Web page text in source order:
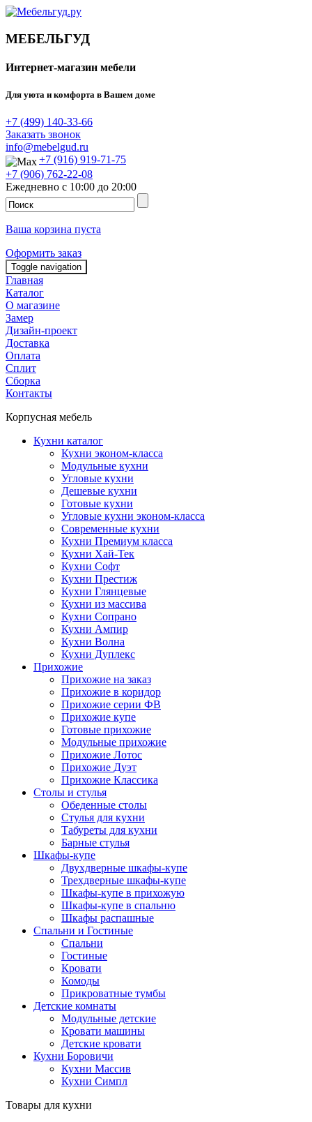
МЕБЕЛЬГУД
Интернет-магазин мебели
Для уюта и комфорта в Вашем доме
+7 (499) 140-33-66
Заказать звонок
info@mebelgud.ru
+7 (916) 919-71-75
+7 (906) 762-22-08
Ежедневно с 10:00 до 20:00
Ваша корзина пуста
Оформить заказ
Toggle navigation
Главная
Каталог
О магазине
Замер
Дизайн-проект
Доставка
Оплата
Сплит
Сборка
Контакты
Корпусная мебель
Кухни каталог
Кухни эконом-класса
Модульные кухни
Угловые кухни
Дешевые кухни
Готовые кухни
Угловые кухни эконом-класса
Современные кухни
Кухни Премиум класса
Кухни Хай-Тек
Кухни Софт
Кухни Престиж
Кухни Глянцевые
Кухни из массива
Кухни Сопрано
Кухни Ампир
Кухни Волна
Кухни Дуплекс
Прихожие
Прихожие на заказ
Прихожие в коридор
Прихожие серии ФВ
Прихожие купе
Готовые прихожие
Модульные прихожие
Прихожие Лотос
Прихожие Дуэт
Прихожие Классика
Столы и стулья
Обеденные столы
Стулья для кухни
Табуреты для кухни
Барные стулья
Шкафы-купе
Двухдверные шкафы-купе
Трехдверные шкафы-купе
Шкафы-купе в прихожую
Шкафы-купе в спальню
Шкафы распашные
Спальни и Гостиные
Спальни
Гостиные
Кровати
Комоды
Прикроватные тумбы
Детские комнаты
Модульные детские
Кровати машины
Детские кровати
Кухни Боровичи
Кухни Массив
Кухни Симпл
Товары для кухни